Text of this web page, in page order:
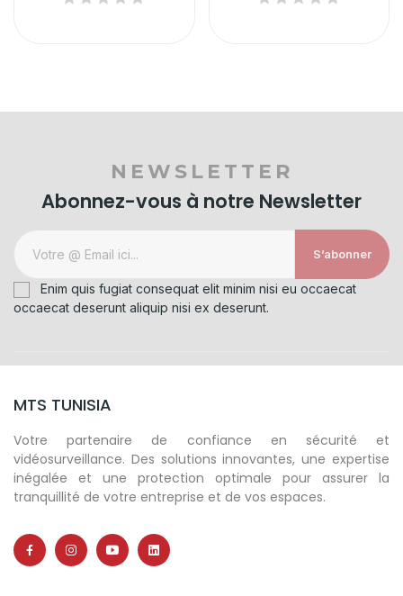
NEWSLETTER
Abonnez-vous à notre Newsletter
S’abonner
Enim quis fugiat consequat elit minim nisi eu occaecat
occaecat deserunt aliquip nisi ex deserunt.
MTS TUNISIA
Votre partenaire de confiance en sécurité et
vidéosurveillance. Des solutions innovantes, une expertise
inégalée et une protection optimale pour assurer la
tranquillité de votre entreprise et de vos espaces.